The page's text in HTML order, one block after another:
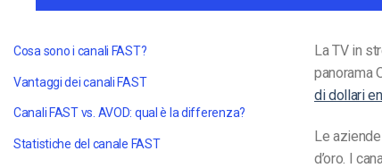
Cosa sono i canali FAST?
Vantaggi dei canali FAST
Canali FAST vs. AVOD: qual è la differenza?
Statistiche del canale FAST
La TV in
panorama
di dollari
Le
d’oro. I